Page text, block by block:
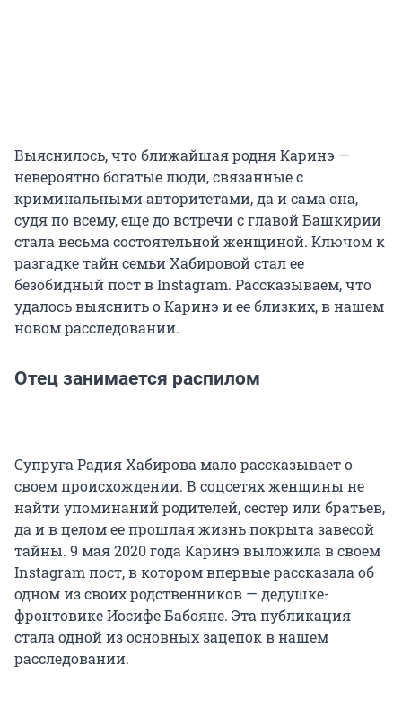
Выяснилось, что ближайшая родня Каринэ —
невероятно богатые люди, связанные с
криминальными авторитетами, да и сама она,
судя по всему, еще до встречи с главой Башкирии
стала весьма состоятельной женщиной. Ключом к
разгадке тайн семьи Хабировой стал ее
безобидный пост в Instagram. Рассказываем, что
удалось выяснить о Каринэ и ее близких, в нашем
новом расследовании.
Отец занимается распилом
Супруга Радия Хабирова мало рассказывает о
своем происхождении. В соцсетях женщины не
найти упоминаний родителей, сестер или братьев,
да и в целом ее прошлая жизнь покрыта завесой
тайны. 9 мая 2020 года Каринэ выложила в своем
Instagram пост, в котором впервые рассказала об
одном из своих родственников — дедушке-
фронтовике Иосифе Бабояне. Эта публикация
стала одной из основных зацепок в нашем
расследовании.